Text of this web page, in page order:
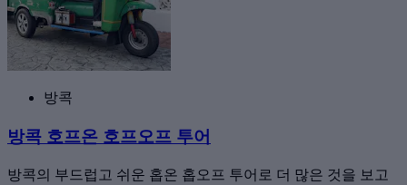
방콕
방콕 호프온 호프오프 투어
방콕의 부드럽고 쉬운 홉온 홉오프 투어로 더 많은 것을 보고